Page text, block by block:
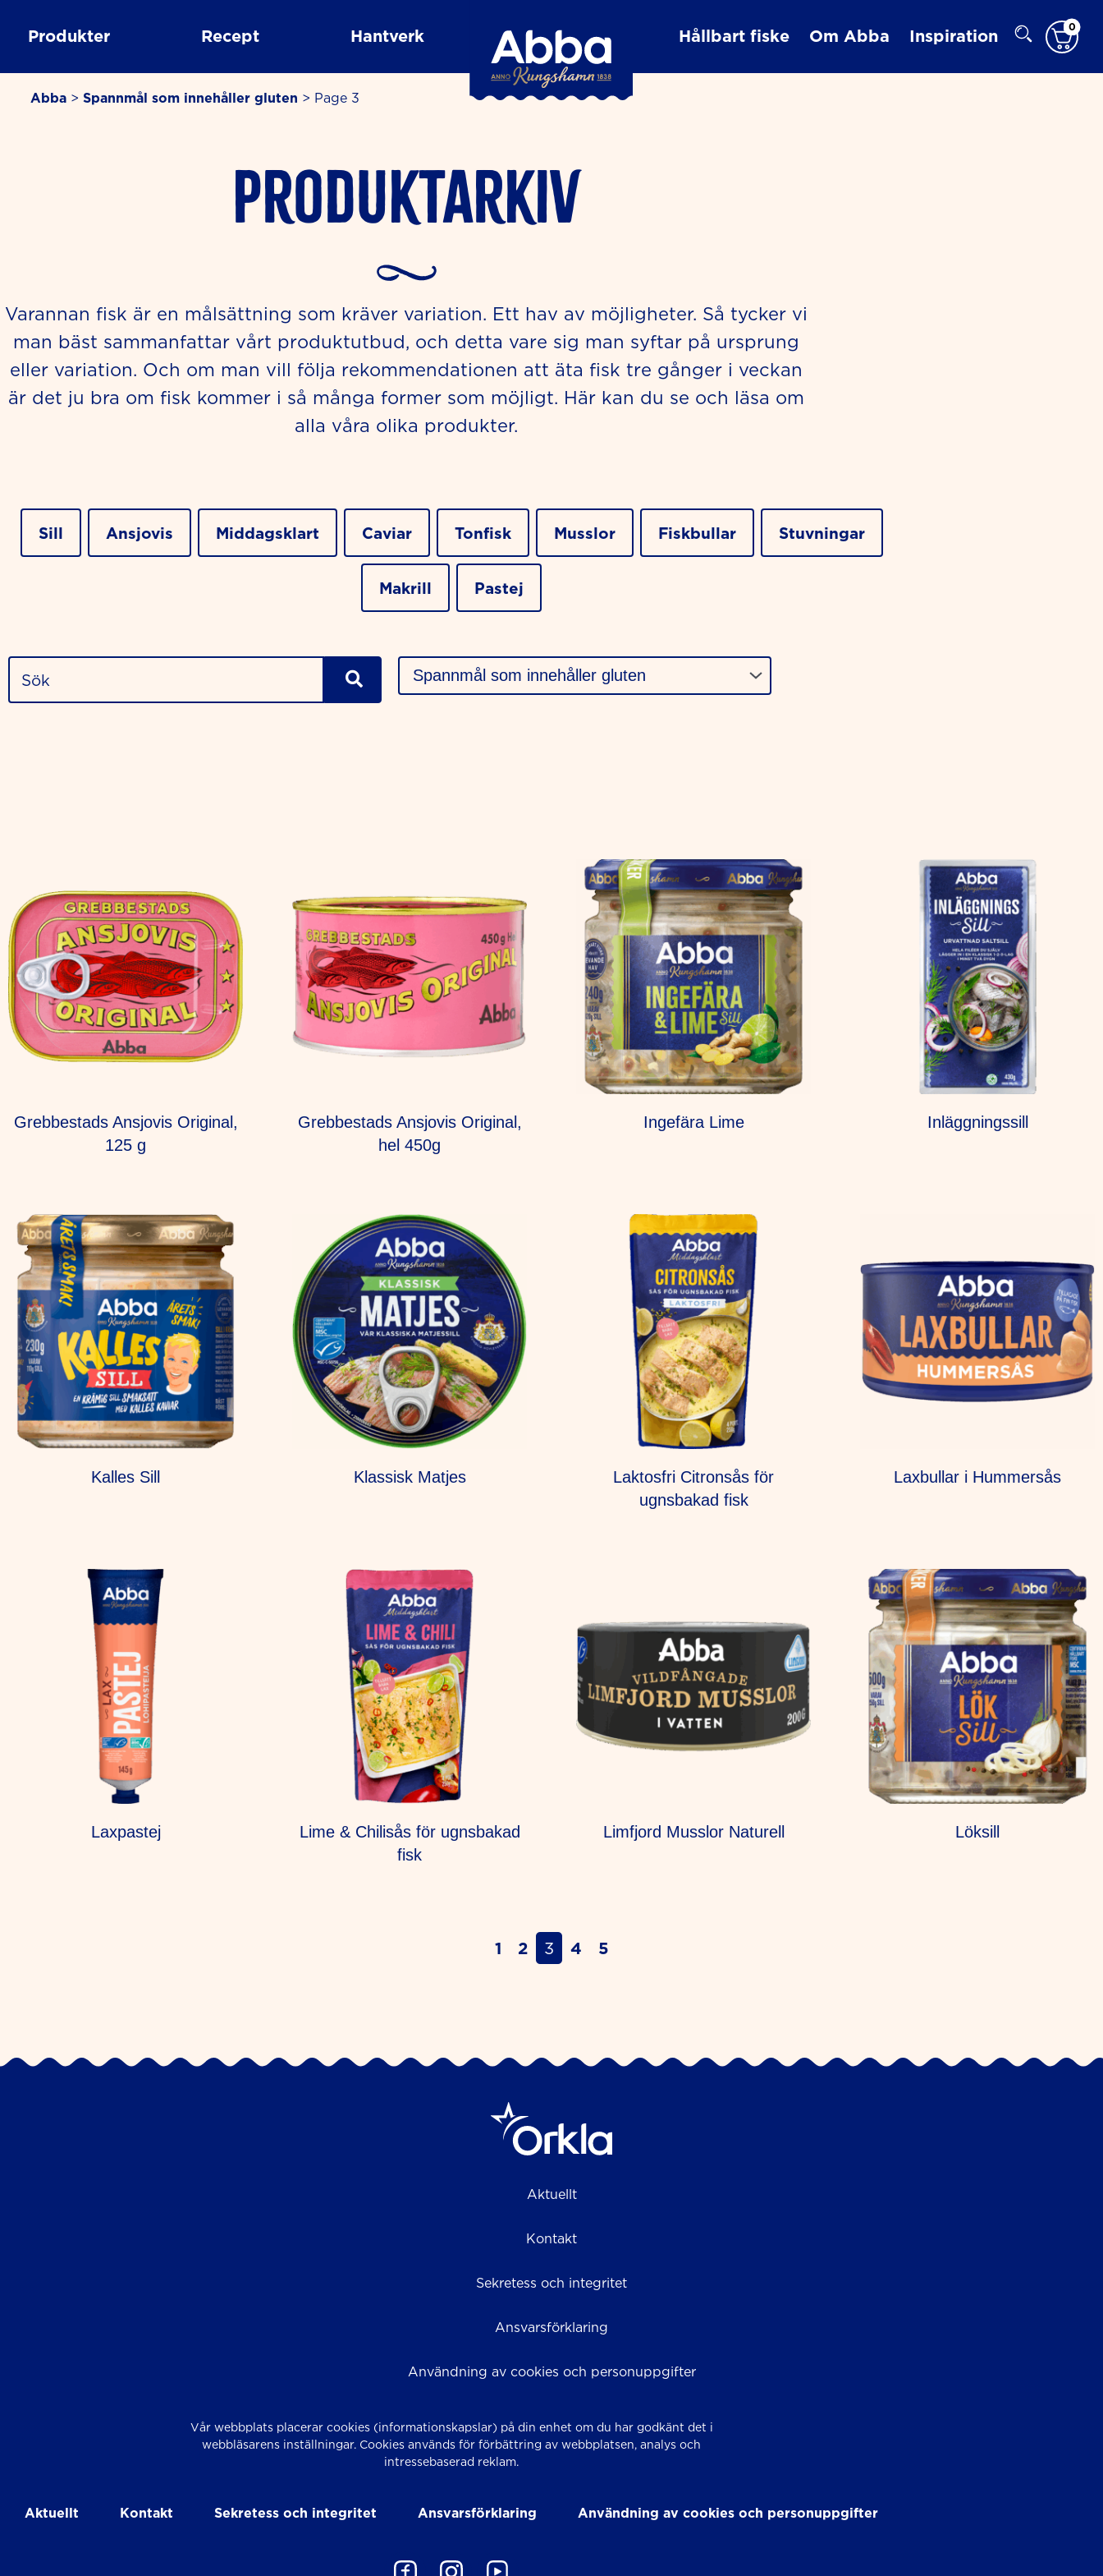
Produkter Recept Hantverk Hållbart fiske Om Abba Inspiration 0
Abba> Spannmål som innehåller gluten > Page 3
Produktarkiv
Varannan fisk är en målsättning som kräver variation. Ett hav av möjligheter. Så tycker vi
man bäst sammanfattar vårt produktutbud, och detta vare sig man syftar på ursprung
eller variation. Och om man vill följa rekommendationen att äta fisk tre gånger i veckan
är det ju bra om fisk kommer i så många former som möjligt. Här kan du se och läsa om
alla våra olika produkter.
Sill Ansjovis Middagsklart Caviar Tonfisk Musslor Fiskbullar Stuvningar
Makrill Pastej
Grebbestads Ansjovis Original,
125 g
Grebbestads Ansjovis Original,
hel 450g
Ingefära Lime Inläggningssill
Kalles Sill Klassisk Matjes
Laktosfri Citronsås för
ugnsbakad fisk
Laxbullar i Hummersås
Laxpastej
Lime & Chilisås för ugnsbakad
fisk
Limfjord Musslor Naturell Löksill
1 2 3 4 5
Aktuellt
Kontakt
Sekretess och integritet
Ansvarsförklaring
Användning av cookies och personuppgifter
Vår webbplats placerar cookies (informationskapslar) på din enhet om du har godkänt det i
webbläsarens inställningar. Cookies används för förbättring av webbplatsen, analys och
intressebaserad reklam.
Aktuellt Kontakt Sekretess och integritet Ansvarsförklaring Användning av cookies och personuppgifter